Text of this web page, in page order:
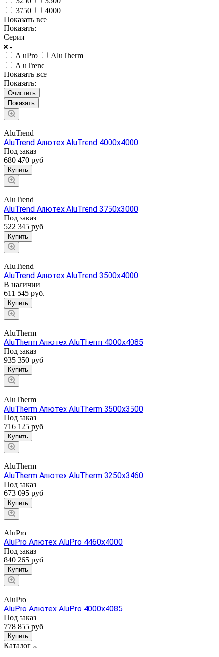
3750
4000
Показать все
Показать:
Серия
AluPro
AluTherm
AluTrend
Показать все
Показать:
Очистить
AluTrend
AluTrend Алютех AluTrend 4000x4000
Под заказ
680 470 руб.
Купить
AluTrend
AluTrend Алютех AluTrend 3750x3000
Под заказ
522 345 руб.
Купить
AluTrend
AluTrend Алютех AluTrend 3500x4000
В наличии
611 545 руб.
Купить
AluTherm
AluTherm Алютех AluTherm 4000x4085
Под заказ
935 350 руб.
Купить
AluTherm
AluTherm Алютех AluTherm 3500x3500
Под заказ
716 125 руб.
Купить
AluTherm
AluTherm Алютех AluTherm 3250x3460
Под заказ
673 095 руб.
Купить
AluPro
AluPro Алютех AluPro 4460x4000
Под заказ
840 265 руб.
Купить
AluPro
AluPro Алютех AluPro 4000x4085
Под заказ
778 855 руб.
Купить
Каталог